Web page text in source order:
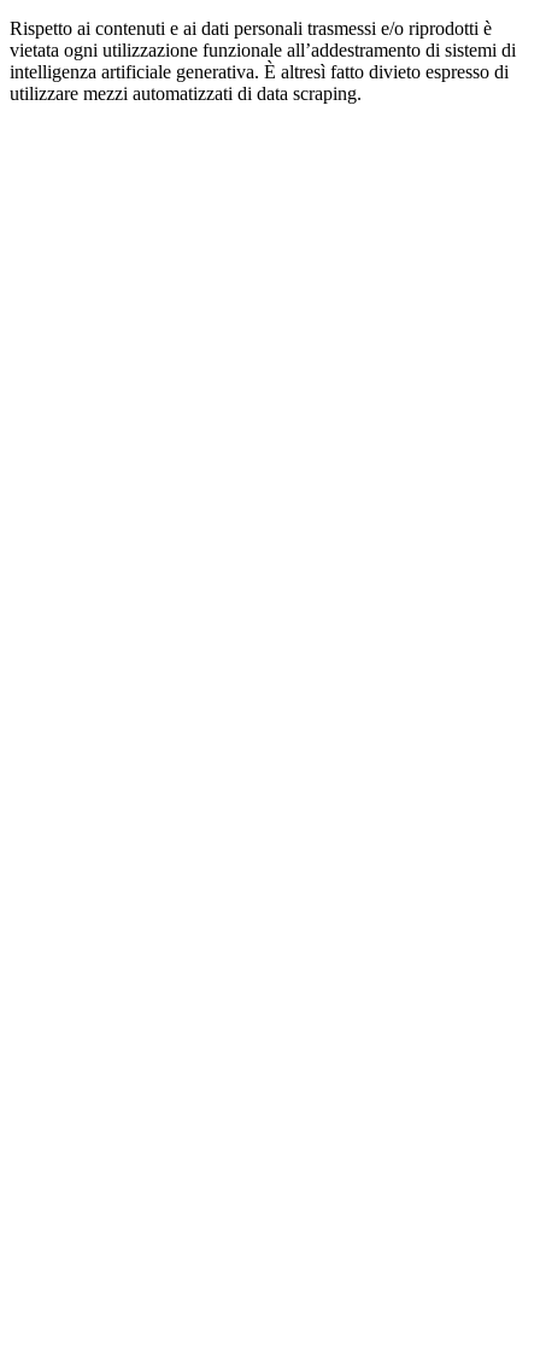
Rispetto ai contenuti e ai dati personali trasmessi e/o riprodotti è
vietata ogni utilizzazione funzionale all’addestramento di sistemi di
intelligenza artificiale generativa. È altresì fatto divieto espresso di
utilizzare mezzi automatizzati di data scraping.